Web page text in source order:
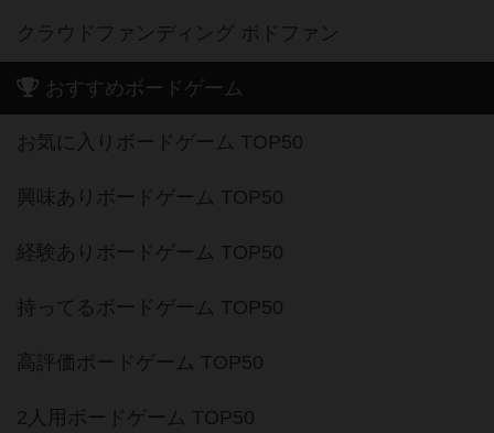
クラウドファンディング ボドファン
おすすめボードゲーム
お気に入りボードゲーム TOP50
興味ありボードゲーム TOP50
経験ありボードゲーム TOP50
持ってるボードゲーム TOP50
高評価ボードゲーム TOP50
2人用ボードゲーム TOP50